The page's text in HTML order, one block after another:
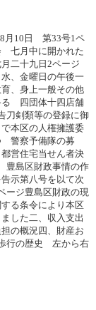
月10日 第33号1ペ
七月中に開かれた
二十九日2ページ
、金曜日の午後一
、身上一般その他
る 四団体十四店舗
刀剣類等の登録に御
本区の人権擁護委
警察予備隊の募
営住宅当せん者決
豊島区財政事情の作
示第八号を以て次
ージ豊島区財政の現
る条令により本区
した二、収入支出
の概況四、財産お
行の歴史 左から右